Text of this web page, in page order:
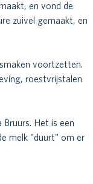
en vond de
zuivel gemaakt, en
voortzetten.
roestvrijstalen
Het is een
melk "duurt" om er